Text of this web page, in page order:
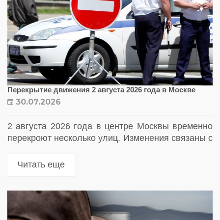
Перекрытие движения 2 августа 2026 года в Москве
30.07.2026
2 августа 2026 года в центре Москвы временно
перекроют несколько улиц. Изменения связаны с
киносъемок
Читать еще